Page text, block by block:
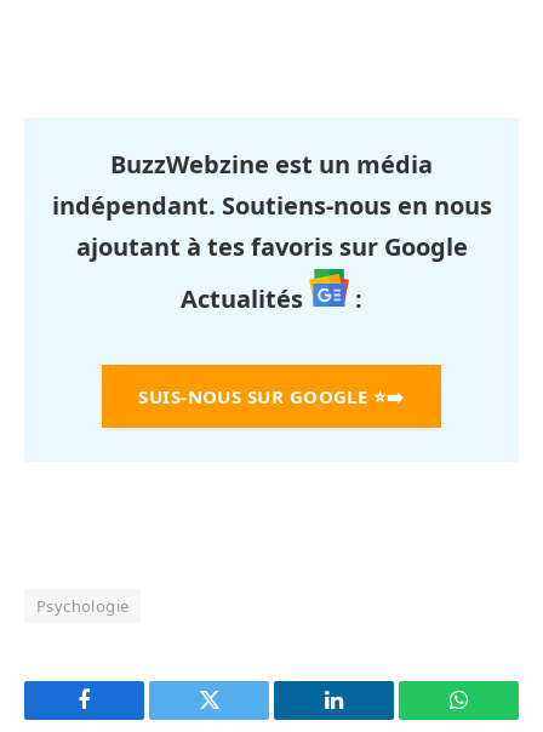
BuzzWebzine est un média
indépendant. Soutiens-nous en nous
ajoutant à tes favoris sur Google
Actualités
:
SUIS-NOUS SUR GOOGLE ⭐➡️
Psychologie
Facebook Twitter LinkedIn